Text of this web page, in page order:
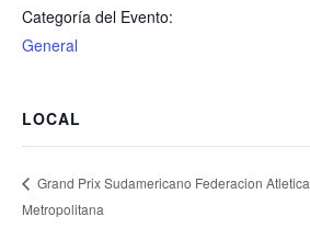
Categoría del Evento:
General
LOCAL
Grand Prix Sudamericano Federacion Atletica
Metropolitana